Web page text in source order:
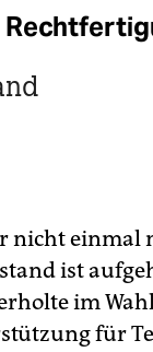
nicht einmal
ist
im
für